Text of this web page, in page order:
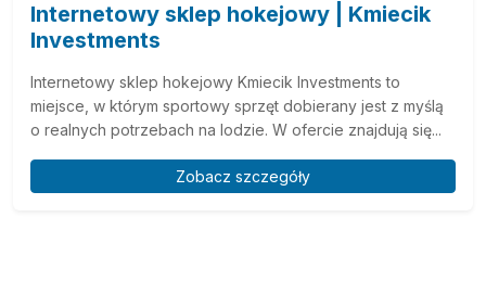
Internetowy sklep hokejowy | Kmiecik
Investments
Internetowy sklep hokejowy Kmiecik Investments to
miejsce, w którym sportowy sprzęt dobierany jest z myślą
o realnych potrzebach na lodzie. W ofercie znajdują się...
Zobacz szczegóły